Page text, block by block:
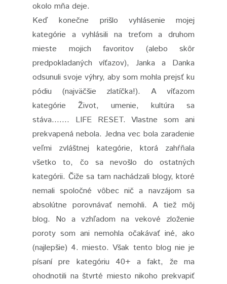
okolo mňa deje.
Keď konečne prišlo vyhlásenie mojej
kategórie a vyhlásili na treťom a druhom
mieste mojich favoritov (alebo skôr
predpokladaných víťazov), Janka a Danka
odsunuli svoje výhry, aby som mohla prejsť ku
pódiu (najväčšie zlatíčka!). A víťazom
kategórie Život, umenie, kultúra sa
stáva....... LIFE RESET. Vlastne som ani
prekvapená nebola. Jedna vec bola zaradenie
veľmi zvláštnej kategórie, ktorá zahŕňala
všetko to, čo sa nevošlo do ostatných
kategórii. Čiže sa tam nachádzali blogy, ktoré
nemali spoločné vôbec nič a navzájom sa
absolútne porovnávať nemohli. A tiež môj
blog. No a vzhľadom na vekové zloženie
poroty som ani nemohla očakávať iné, ako
(najlepšie) 4. miesto. Však tento blog nie je
písaní pre kategóriu 40+ a fakt, že ma
ohodnotili na štvrté miesto nikoho prekvapiť